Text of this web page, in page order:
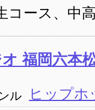
コース、
福岡六本
ル ヒップ